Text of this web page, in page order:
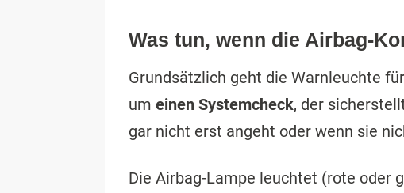
Was tun, wenn die Airbag-
Grundsätzlich geht die Warnleuchte
um einen Systemcheck, der
gar nicht erst angeht oder wenn sie
Die Airbag-Lampe leuchtet (rote oder